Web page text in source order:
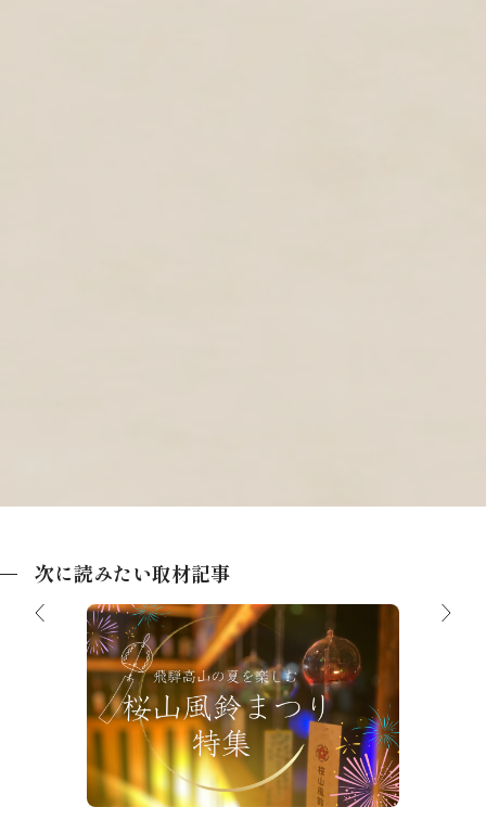
次に読みたい取材記事
【夏祭り】飛騨高山の夏を楽しむ「桜山
風鈴まつり」特集